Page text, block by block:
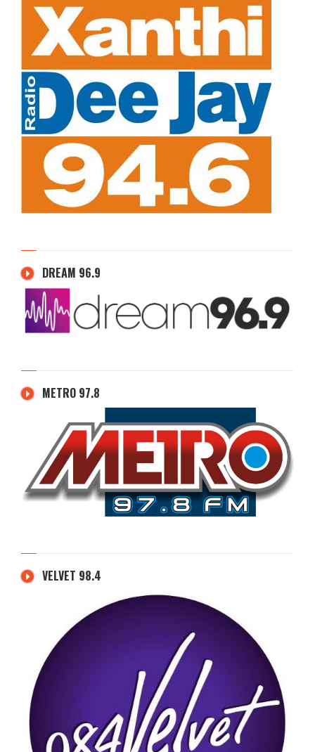
DREAM 96.9
METRO 97.8
VELVET 98.4